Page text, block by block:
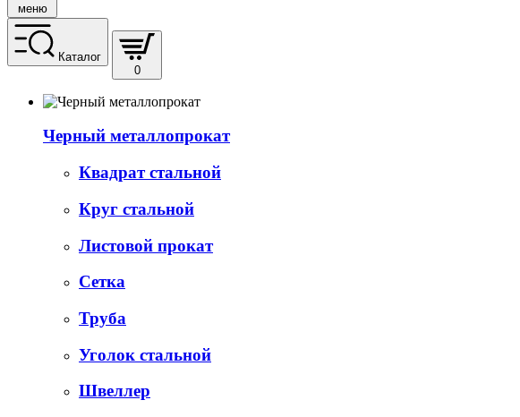
меню
Каталог
0
Черный металлопрокат
Квадрат стальной
Круг стальной
Листовой прокат
Сетка
Труба
Уголок стальной
Швеллер